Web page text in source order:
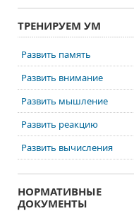
ТРЕНИРУЕМ УМ
Развить память
Развить внимание
Развить мышление
Развить реакцию
Развить вычисления
НОРМАТИВНЫЕ
ДОКУМЕНТЫ